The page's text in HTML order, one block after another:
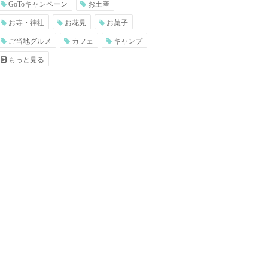
GoToキャンペーン お土産
お寺・神社 お花見 お菓子
ご当地グルメ カフェ キャンプ
もっと見る